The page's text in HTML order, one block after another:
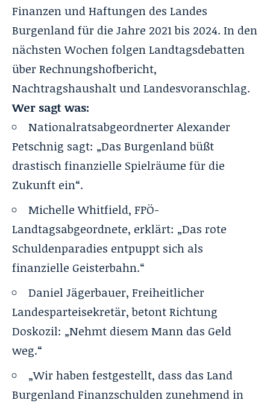
Finanzen und Haftungen des Landes
Burgenland für die Jahre 2021 bis 2024. In den
nächsten Wochen folgen Landtagsdebatten
über Rechnungshofbericht,
Nachtragshaushalt und Landesvoranschlag.
Wer sagt was:
Nationalratsabgeordnerter Alexander
Petschnig sagt: „Das Burgenland büßt
drastisch finanzielle Spielräume für die
Zukunft ein“.
Michelle Whitfield, FPÖ-
Landtagsabgeordnete, erklärt: „Das rote
Schuldenparadies entpuppt sich als
finanzielle Geisterbahn.“
Daniel Jägerbauer, Freiheitlicher
Landesparteisekretär, betont Richtung
Doskozil: „Nehmt diesem Mann das Geld
weg.“
„Wir haben festgestellt, dass das Land
Burgenland Finanzschulden zunehmend in